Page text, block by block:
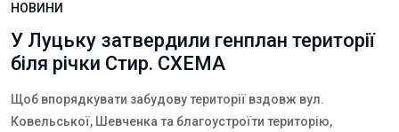
НОВИНИ
У Луцьку затвердили генплан території
біля річки Стир. СХЕМА
Щоб впорядкувати забудову території вздовж вул.
Ковельської, Шевченка та благоустроїти територію,